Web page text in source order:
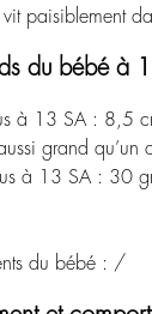
vit paisiblement
du bébé à
à 13 SA : 8,5
grand qu’un
à 13 SA : 30
du bébé : /